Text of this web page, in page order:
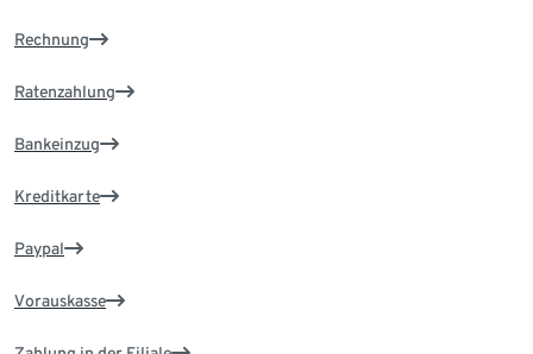
Rechnung
Ratenzahlung
Bankeinzug
Kreditkarte
Paypal
Vorauskasse